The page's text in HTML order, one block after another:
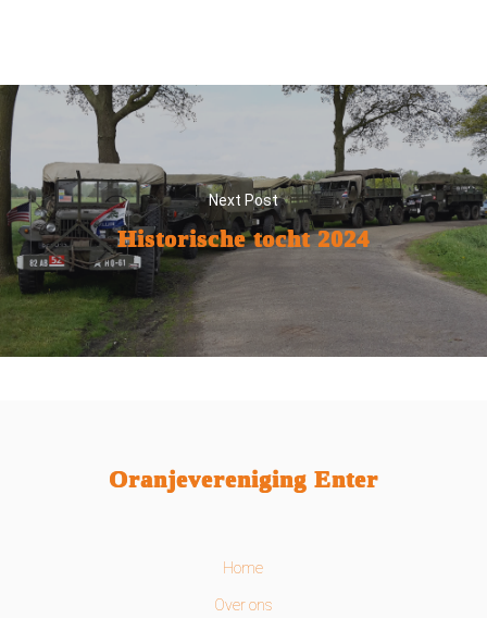
Next Post
Historische tocht 2024
Oranjevereniging Enter
Home
Over ons